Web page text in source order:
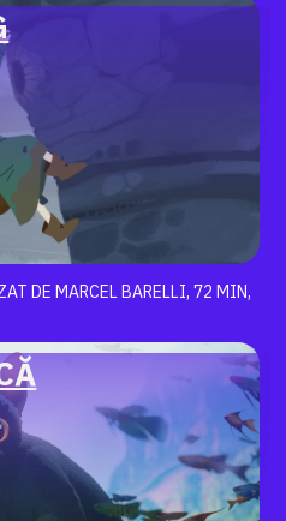
DE MARCEL BARELLI, 72 MIN,